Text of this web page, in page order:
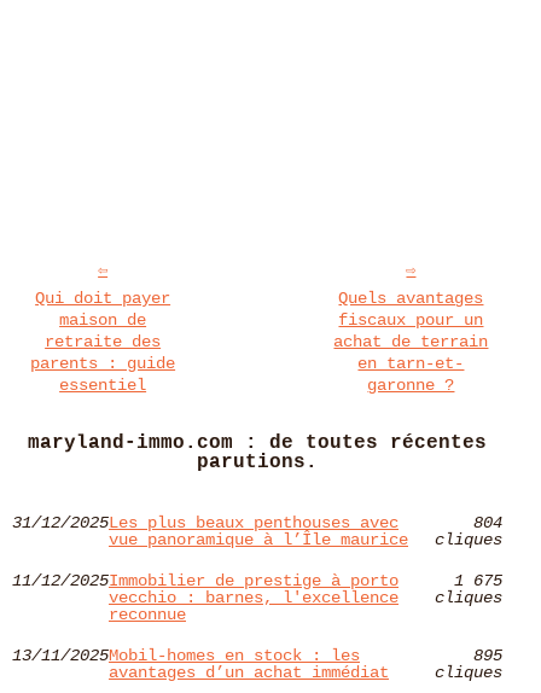
Qui doit payer
maison de
retraite des
parents : guide
essentiel
Quels avantages
fiscaux pour un
achat de terrain
en tarn-et-
garonne ?
maryland-immo.com : de toutes récentes
parutions.
31/12/2025Les plus beaux penthouses avec
vue panoramique à l’Île maurice
804
cliques
11/12/2025Immobilier de prestige à porto
vecchio : barnes, l'excellence
reconnue
1 675
cliques
13/11/2025Mobil-homes en stock : les
avantages d’un achat immédiat
895
cliques